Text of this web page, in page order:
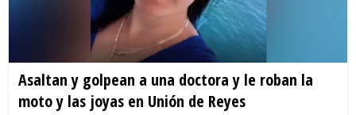
Asaltan y golpean a una doctora y le roban la
moto y las joyas en Unión de Reyes